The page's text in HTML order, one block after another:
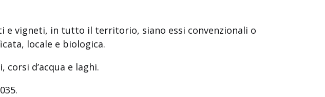
e vigneti, in tutto il territorio, siano essi convenzionali o
locale e biologica.
d’acqua e laghi.